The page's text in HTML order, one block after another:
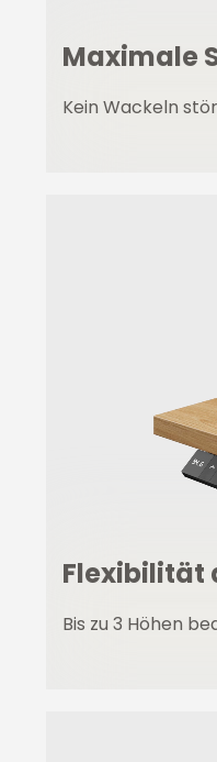
Maximale
Kein Wackeln
Flexibilität
Bis zu 3 Höhen